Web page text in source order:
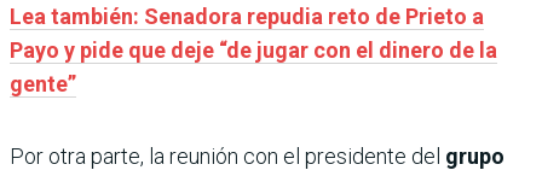
Lea también: Senadora repudia reto de Prieto a
Payo y pide que deje “de jugar con el dinero de la
gente”
Por otra parte, la reunión con el presidente del grupo